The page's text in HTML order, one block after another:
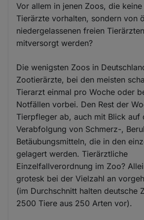
Vor allem in jenen Zoos, die keine
Tierärzte vorhalten, sondern von
niedergelassenen freien
mitversorgt werden?
Die wenigsten Zoos in
Zootierärzte, bei den meisten
Tierarzt einmal pro Woche oder
Notfällen vorbei. Den Rest der
Tierpfleger ab, auch mit Blick auf
Verabfolgung von Schmerz-,
Betäubungsmitteln, die in den
gelagert werden. Tierärztliche
Einzelfallverordnung im Zoo?
grotesk bei der Vielzahl an
(im Durchschnitt halten deutsche
2500 Tiere aus 250 Arten vor).